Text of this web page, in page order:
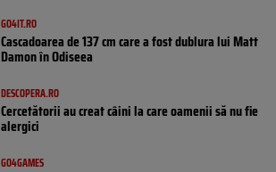
GO4IT.RO
Cascadoarea de 137 cm care a fost dublura lui Matt
Damon în Odiseea
DESCOPERA.RO
Cercetătorii au creat câini la care oamenii să nu fie
alergici
GO4GAMES